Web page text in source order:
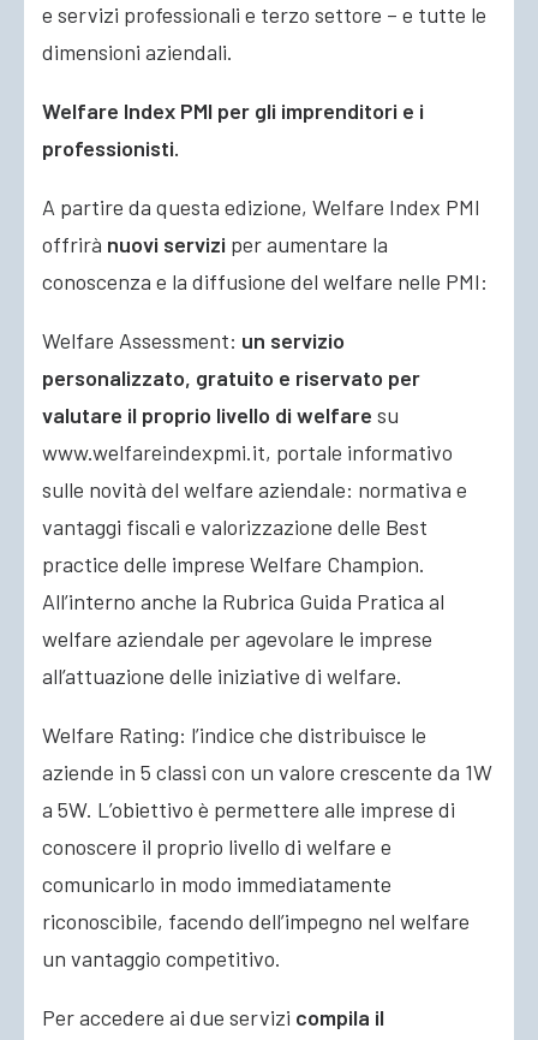
e servizi professionali e terzo settore – e tutte le
dimensioni aziendali.
Welfare Index PMI per gli imprenditori e i
professionisti.
A partire da questa edizione, Welfare Index PMI
offrirà nuovi servizi per aumentare la
conoscenza e la diffusione del welfare nelle PMI:
Welfare Assessment: un servizio
personalizzato, gratuito e riservato per
valutare il proprio livello di welfare su
www.welfareindexpmi.it, portale informativo
sulle novità del welfare aziendale: normativa e
vantaggi fiscali e valorizzazione delle Best
practice delle imprese Welfare Champion.
All’interno anche la Rubrica Guida Pratica al
welfare aziendale per agevolare le imprese
all’attuazione delle iniziative di welfare.
Welfare Rating: l’indice che distribuisce le
aziende in 5 classi con un valore crescente da 1W
a 5W. L’obiettivo è permettere alle imprese di
conoscere il proprio livello di welfare e
comunicarlo in modo immediatamente
riconoscibile, facendo dell’impegno nel welfare
un vantaggio competitivo.
Per accedere ai due servizi compila il